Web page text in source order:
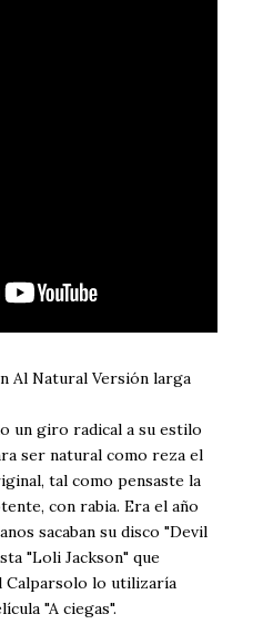
Al Natural Versión larga
un giro radical a su estilo
ser natural como reza el
tal como pensaste la
con rabia. Era el año
sacaban su disco "Devil
"Loli Jackson" que
Calparsolo lo utilizaría
"A ciegas".